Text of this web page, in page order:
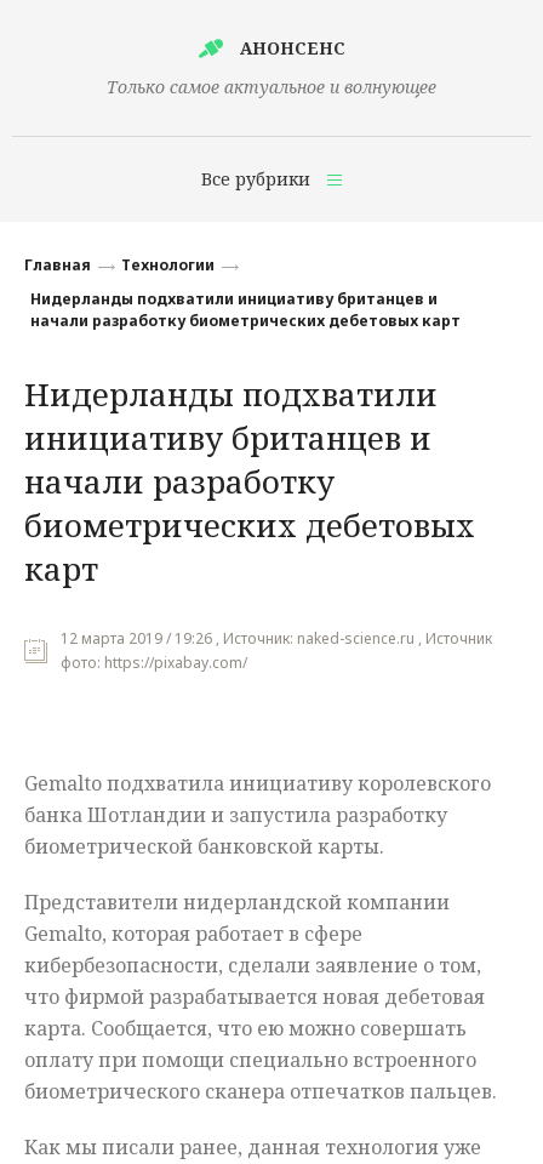
АНОНСЕНС
Только самое актуальное и волнующее
Все рубрики
Финансы
Наука
Культура
Общество
Политика
Мнения
Происшествия
Главная
Технологии
Нидерланды подхватили инициативу британцев и
начали разработку биометрических дебетовых карт
Нидерланды подхватили
инициативу британцев и
начали разработку
биометрических дебетовых
карт
12 марта 2019 / 19:26 , Источник: naked-science.ru , Источник
фото: https://pixabay.com/
Gemalto подхватила инициативу королевского
банка Шотландии и запустила разработку
биометрической банковской карты.
Представители нидерландской компании
Gemalto, которая работает в сфере
кибербезопасности, сделали заявление о том,
что фирмой разрабатывается новая дебетовая
карта. Сообщается, что ею можно совершать
оплату при помощи специально встроенного
биометрического сканера отпечатков пальцев.
Как мы писали ранее, данная технология уже